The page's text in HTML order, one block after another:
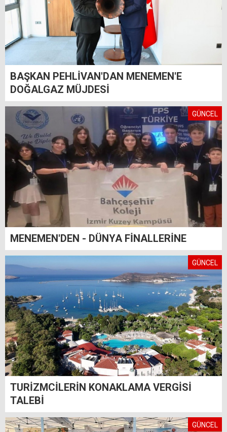
BAŞKAN PEHLİVAN'DAN MENEMEN'E
DOĞALGAZ MÜJDESİ
GÜNCEL
MENEMEN'DEN - DÜNYA FİNALLERİNE
GÜNCEL
TURİZMCİLERİN KONAKLAMA VERGİSİ
TALEBİ
GÜNCEL